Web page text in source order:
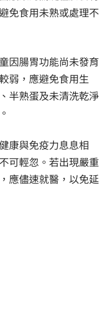
免食用未熟或處理不
因腸胃功能尚未發育
弱，應避免食用生
半熟蛋及未清洗乾淨
康與免疫力息息相
可輕忽。若出現嚴重
應儘速就醫，以免延